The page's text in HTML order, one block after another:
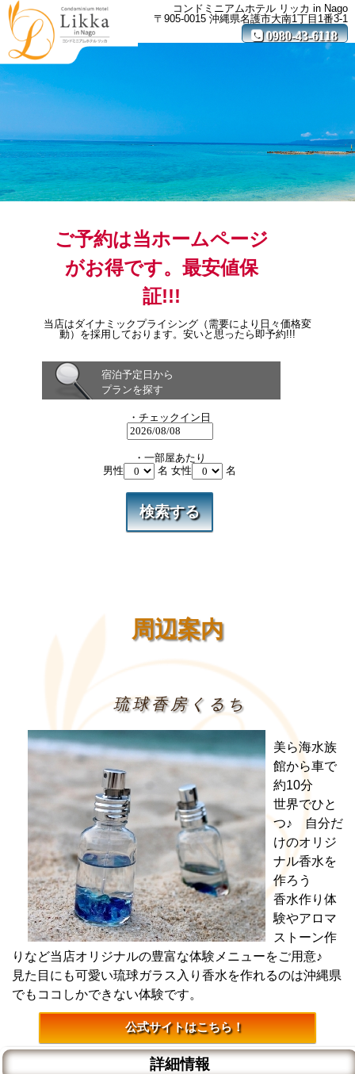
MENU
コンドミニアムホテル リッカ in Nago
〒905-0015 沖縄県名護市大南1丁目1番3-1
0980-43-6118
ご予約は当ホームページ
がお得です。最安値保
証!!!
当店はダイナミックプライシング（需要により日々価格変
動）を採用しております。安いと思ったら即予約!!!
宿泊予定日から
プランを探す
・チェックイン日
・一部屋あたり
男性
名 女性 名
周辺案内
琉球香房くるち
美ら海水族
館から車で
約10分
世界でひと
つ♪ 自分だ
けのオリジ
ナル香水を
作ろう
香水作り体
験やアロマ
ストーン作
りなど当店オリジナルの豊富な体験メニューをご用意♪
見た目にも可愛い琉球ガラス入り香水を作れるのは沖縄県
でもココしかできない体験です。
公式サイトはこちら！
詳細情報